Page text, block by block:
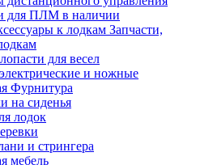
для ПЛМ в наличии
Запчасти,
для весел
и ножные
Фурнитура
на сиденья
лодок
и стрингера
мебель